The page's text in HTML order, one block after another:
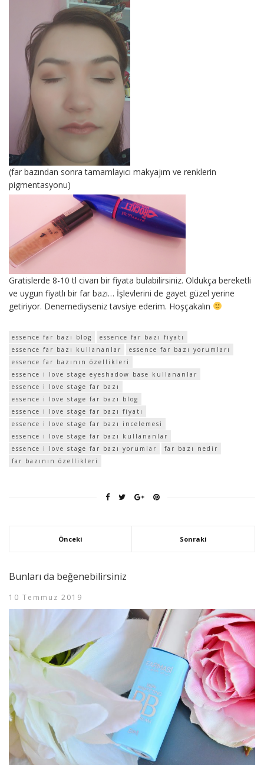
(far bazından sonra tamamlayıcı makyajım ve renklerin
pigmentasyonu)
Gratislerde 8-10 tl civarı bir fiyata bulabilirsiniz. Oldukça bereketli
ve uygun fiyatlı bir far bazı… İşlevlerini de gayet güzel yerine
getiriyor. Denemediyseniz tavsiye ederim. Hoşçakalın
essence far bazı blog
essence far bazı fiyatı
essence far bazı kullananlar
essence far bazı yorumları
essence far bazının özellikleri
essence i love stage eyeshadow base kullananlar
essence i love stage far bazı
essence i love stage far bazı blog
essence i love stage far bazı fiyatı
essence i love stage far bazı incelemesi
essence i love stage far bazı kullananlar
essence i love stage far bazı yorumlar
far bazı nedir
far bazının özellikleri
Önceki Sonraki
Bunları da beğenebilirsiniz
10 Temmuz 2019